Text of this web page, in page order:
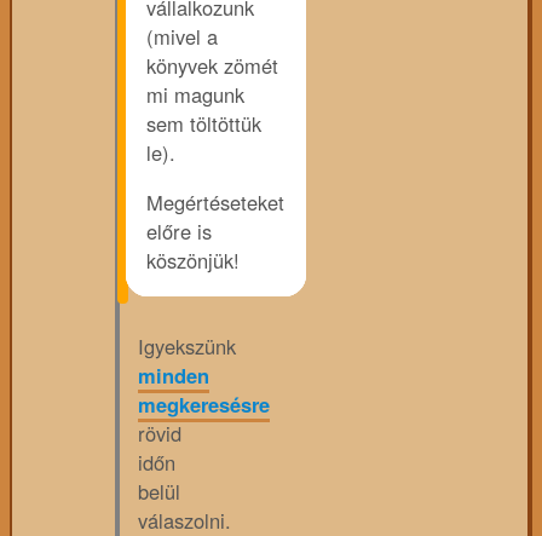
vállalkozunk
(mivel a
könyvek zömét
mi magunk
sem töltöttük
le).
Megértéseteket
előre is
köszönjük!
Igyekszünk
minden
megkeresésre
rövid
időn
belül
válaszolni.